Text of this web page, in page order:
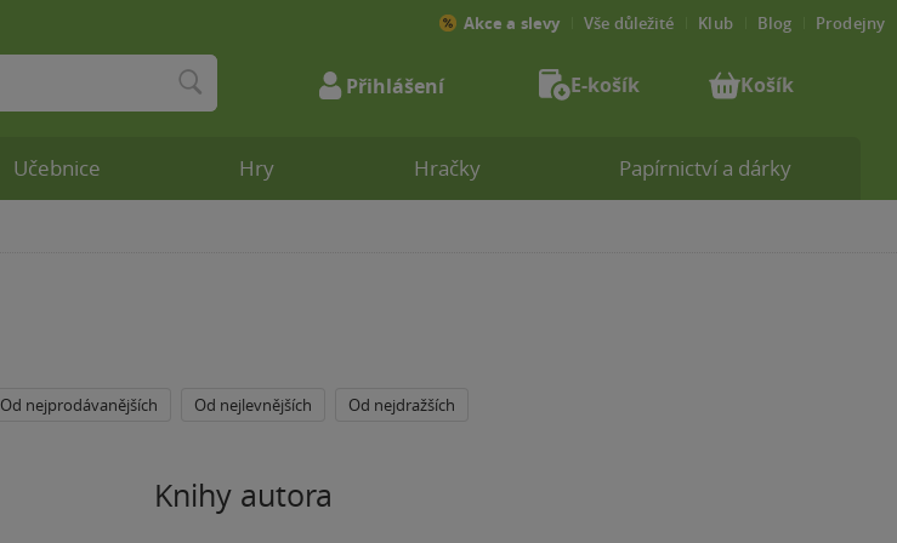
Od nejprodávanějších Od nejlevnějších Od nejdražších
Knihy autora
Učebnice Hry Hračky Papírnictví a dárky
Akce a slevy Vše důležité Klub Blog Prodejny
Přihlášení E-košík Košík